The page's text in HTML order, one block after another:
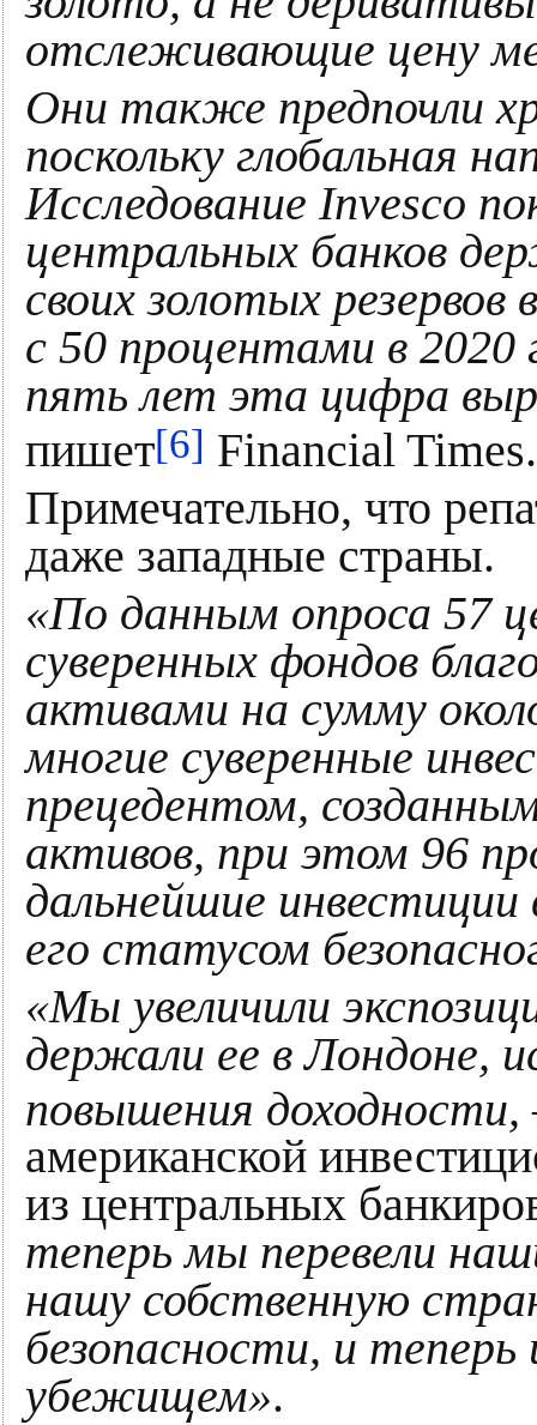
отслеживающие цену
Они также предпочли
поскольку глобальная
Исследование Invesco
центральных банков
своих золотых
с 50 процентами в
пять лет эта цифра
пишет[6] Financial Times.
Примечательно, что
даже западные страны.
«По данным опроса 57
суверенных фондов
активами на сумму
многие суверенные
прецедентом,
активов, при этом 96
дальнейшие инвестиции
его статусом
«Мы увеличили
держали ее в Лондоне,
повышения доходности,
американской
из центральных
теперь мы перевели
нашу собственную
безопасности, и
убежищем».